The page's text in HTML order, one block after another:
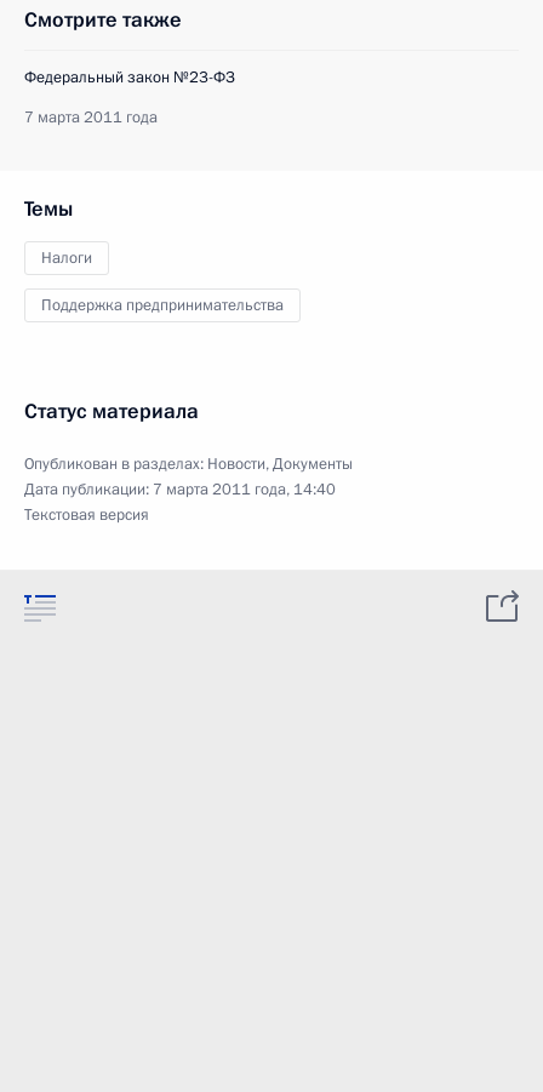
Смотрите также
Федеральный закон №23-ФЗ
7 марта 2011 года
Темы
Налоги
Поддержка предпринимательства
Статус материала
Опубликован в разделах: Новости,Документы
Дата публикации: 7 марта 2011 года, 14:40
Текстовая версия